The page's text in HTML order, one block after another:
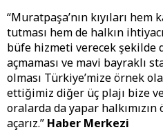
“Muratpaşa’nın kıyıları hem
tutması hem de halkın
büfe hizmeti verecek şekilde
açmaması ve mavi bayraklı
olması Türkiye’mize örnek
ettiğimiz diğer üç plajı bize
oralarda da yapar halkımızın
açarız.” Haber Merkezi